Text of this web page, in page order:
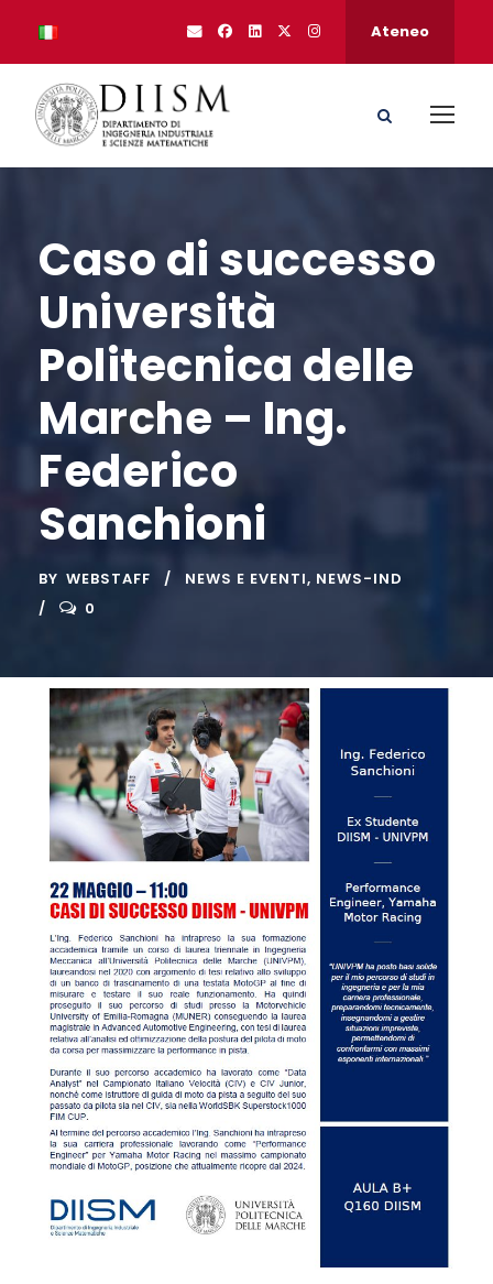
Ateneo
Caso di successo
Università
Politecnica delle
Marche – Ing.
Federico
Sanchioni
BY WEBSTAFF NEWS E EVENTI, NEWS-IND
0